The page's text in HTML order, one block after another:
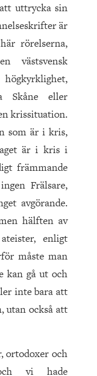
uttrycka sin
är
rörelserna,
västsvensk
Skåne eller
krissituation.
som är i kris,
är i kris i
främmande
Frälsare,
avgörande.
hälften av
enligt
måste man
kan gå ut och
inte bara att
utan också att
ortodoxer och
vi hade